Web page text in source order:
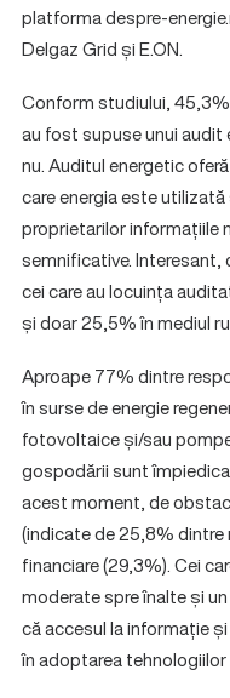
platforma despre-
Delgaz Grid și E.ON.
Conform studiului,
au fost supuse unui
nu. Auditul energetic
care energia este
proprietarilor informațiile
semnificative. Interesant,
cei care au locuința
și doar 25,5% în mediul
Aproape 77% dintre
în surse de energie
fotovoltaice și/sau
gospodării sunt
acest moment, de
(indicate de 25,8%
financiare (29,3%). Cei
moderate spre înalte și
că accesul la informație
în adoptarea tehnologiilor